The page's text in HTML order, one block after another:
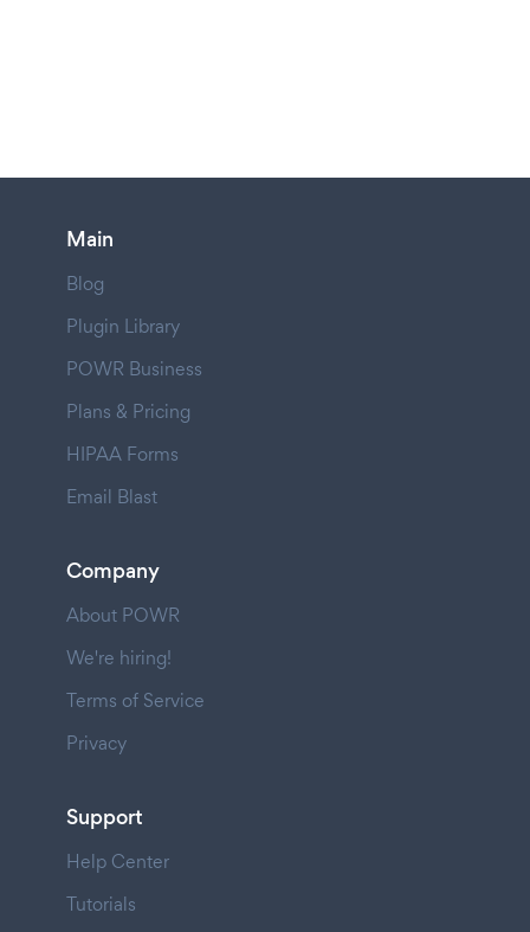
Main
Blog
Plugin Library
POWR Business
Plans & Pricing
HIPAA Forms
Email Blast
Company
About POWR
We're hiring!
Terms of Service
Privacy
Support
Help Center
Tutorials